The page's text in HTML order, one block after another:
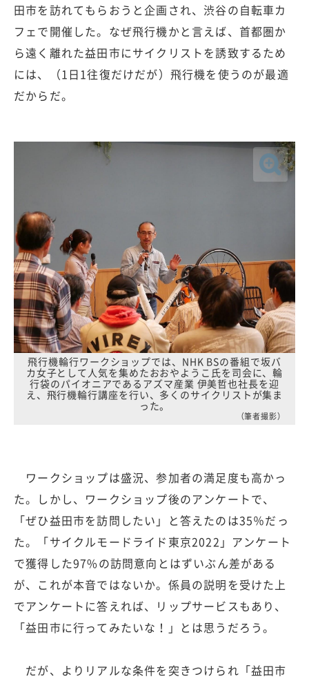
田市を訪れてもらおうと企画され、渋谷の自転車カ
フェで開催した。なぜ飛行機かと言えば、首都圏か
ら遠く離れた益田市にサイクリストを誘致するため
には、（1日1往復だけだが）飛行機を使うのが最適
だからだ。
飛行機輪行ワークショップでは、NHK BSの番組で坂バ
カ女子として人気を集めたおおやようこ氏を司会に、輪
行袋のパイオニアであるアズマ産業 伊美哲也社長を迎
え、飛行機輪行講座を行い、多くのサイクリストが集ま
った。
（筆者撮影）
ワークショップは盛況、参加者の満足度も高かっ
た。しかし、ワークショップ後のアンケートで、
「ぜひ益田市を訪問したい」と答えたのは35％だっ
た。「サイクルモードライド東京2022」アンケート
で獲得した97%の訪問意向とはずいぶん差がある
が、これが本音ではないか。係員の説明を受けた上
でアンケートに答えれば、リップサービスもあり、
「益田市に行ってみたいな！」とは思うだろう。
だが、よりリアルな条件を突きつけられ「益田市